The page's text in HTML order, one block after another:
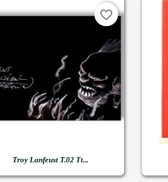
 Quick view
Troy Lanfeust T.02 Tt...
favorite_border